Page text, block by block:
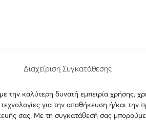
Διαχείριση Συγκατάθεσης
την καλύτερη δυνατή εμπειρία χρήσης,
για την αποθήκευση ή/και την
σας. Με τη συγκατάθεσή σας